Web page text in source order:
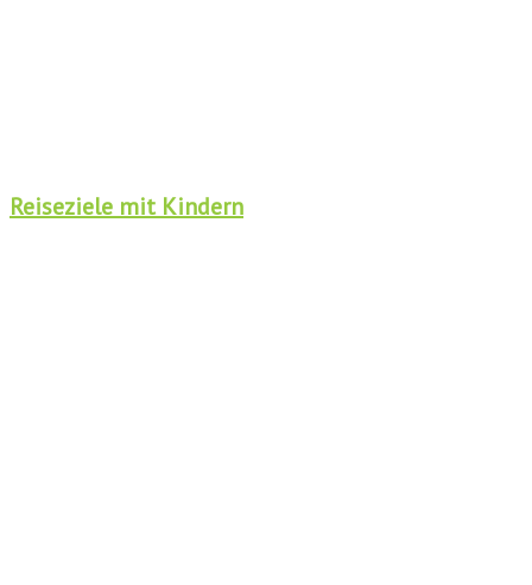
Reiseziele mit Kindern